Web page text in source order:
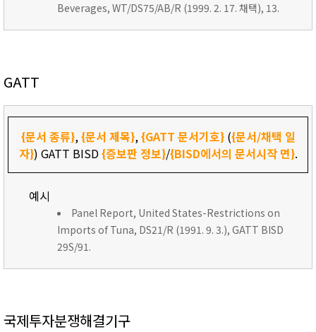
Beverages, WT/DS75/AB/R (1999. 2. 17. 채택), 13.
GATT
{문서 종류},{문서 제목},{GATT 문서기호}({문서/채택 일
자}) GATT BISD{증보판 정보}/{BISD에서의 문서시작 면}.
예시
Panel Report, United States-Restrictions on
Imports of Tuna, DS21/R (1991. 9. 3.), GATT BISD
29S/91.
국제투자분쟁해결기구